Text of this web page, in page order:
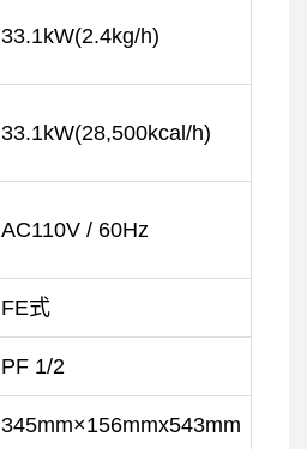
33.1kW(2.4kg/h)
33.1kW(28,500kcal/h)
AC110V / 60Hz
FE式
PF 1/2
345mm×156mmx543mm